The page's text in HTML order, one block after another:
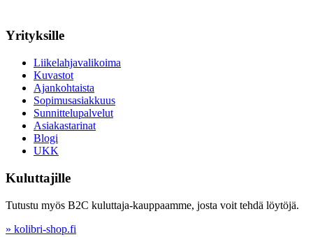
Yrityksille
Liikelahjavalikoima
Kuvastot
Ajankohtaista
Sopimusasiakkuus
Sunnittelupalvelut
Asiakastarinat
Blogi
UKK
Kuluttajille
Tutustu myös B2C kuluttaja-kauppaamme, josta voit tehdä löytöjä.
» kolibri-shop.fi